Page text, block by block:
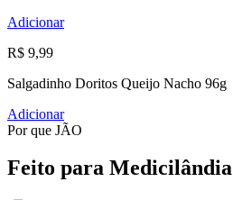
Adicionar
R$ 9,99
Salgadinho Doritos Queijo Nacho 96g
Adicionar
Por que JÃO
Feito para Medicilândia